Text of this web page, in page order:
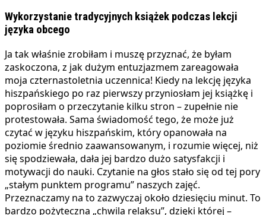
Wykorzystanie tradycyjnych książek podczas lekcji
języka obcego
Ja tak właśnie zrobiłam i muszę przyznać, że byłam
zaskoczona, z jak dużym entuzjazmem zareagowała
moja czternastoletnia uczennica! Kiedy na lekcję języka
hiszpańskiego po raz pierwszy przyniosłam jej książkę i
poprosiłam o przeczytanie kilku stron – zupełnie nie
protestowała. Sama świadomość tego, że może już
czytać w języku hiszpańskim, który opanowała na
poziomie średnio zaawansowanym, i rozumie więcej, niż
się spodziewała, dała jej bardzo dużo satysfakcji i
motywacji do nauki. Czytanie na głos stało się od tej pory
„stałym punktem programu” naszych zajęć.
Przeznaczamy na to zazwyczaj około dziesięciu minut. To
bardzo pożyteczna „chwila relaksu”, dzięki której –